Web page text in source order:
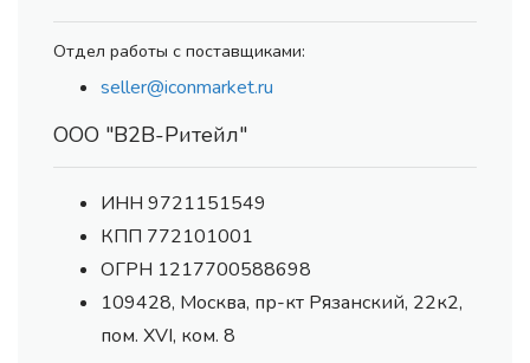
Отдел работы с поставщиками:
seller@iconmarket.ru
ООО "В2В-Ритейл"
ИНН 9721151549
КПП 772101001
ОГРН 1217700588698
109428, Москва, пр-кт Рязанский, 22к2,
пом. XVI, ком. 8